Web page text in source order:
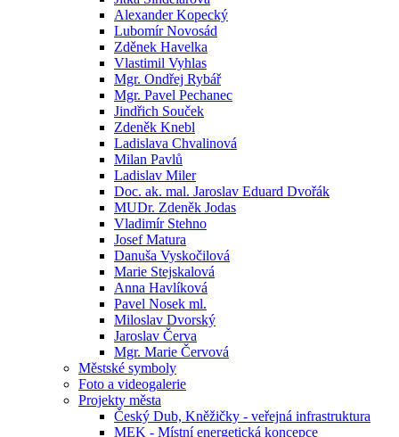
Alexander Kopecký
Lubomír Novosád
Zděnek Havelka
Vlastimil Vyhlas
Mgr. Ondřej Rybář
Mgr. Pavel Pechanec
Jindřich Souček
Zdeněk Knebl
Ladislava Chvalinová
Milan Pavlů
Ladislav Miler
Doc. ak. mal. Jaroslav Eduard Dvořák
MUDr. Zdeněk Jodas
Vladimír Stehno
Josef Matura
Danuša Vyskočilová
Marie Stejskalová
Anna Havlíková
Pavel Nosek ml.
Miloslav Dvorský
Jaroslav Červa
Mgr. Marie Červová
Městské symboly
Foto a videogalerie
Projekty města
Český Dub, Kněžičky - veřejná infrastruktura
MEK - Místní energetická koncepce